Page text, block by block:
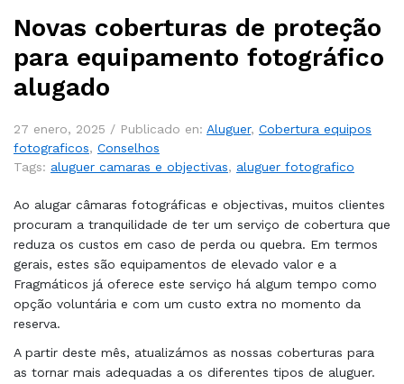
Novas coberturas de proteção
para equipamento fotográfico
alugado
27 enero, 2025 / Publicado en: Aluguer, Cobertura equipos
fotograficos, Conselhos
Tags: aluguer camaras e objectivas, aluguer fotografico
Ao alugar câmaras fotográficas e objectivas, muitos clientes
procuram a tranquilidade de ter um serviço de cobertura que
reduza os custos em caso de perda ou quebra. Em termos
gerais, estes são equipamentos de elevado valor e a
Fragmáticos já oferece este serviço há algum tempo como
opção voluntária e com um custo extra no momento da
reserva.
A partir deste mês, atualizámos as nossas coberturas para
as tornar mais adequadas a os diferentes tipos de aluguer.